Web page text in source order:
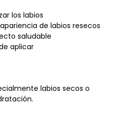
los labios
de labios resecos
saludable
aplicar
labios secos o